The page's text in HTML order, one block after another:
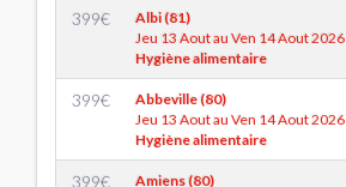
399€
Albi (81)
Jeu 13 Aout au Ven 14 Aout 2026
Hygiène alimentaire
399€
Abbeville (80)
Jeu 13 Aout au Ven 14 Aout 2026
Hygiène alimentaire
399€
Amiens (80)